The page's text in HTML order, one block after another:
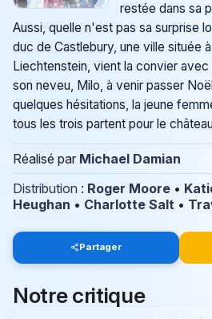
restée dans sa
Aussi, quelle n'est pas sa surprise
duc de Castlebury, une ville située
Liechtenstein, vient la convier
son neveu, Milo, à venir passer
quelques hésitations, la jeune
tous les trois partent pour le
Réalisé par Michael Damian
Distribution : Roger Moore •
Heughan • Charlotte Salt •
Partager
Notre critique